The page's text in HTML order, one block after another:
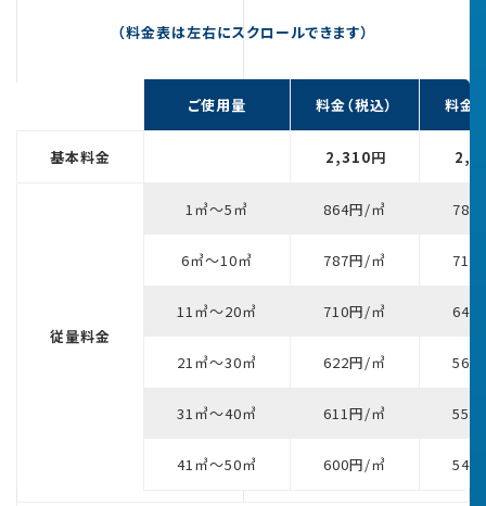
（料金表は左右にスクロールできます）
ご使用量 料金（税込） 料金
基本料金 2,310円
従量料金
1㎥～5㎥ 864円/㎥ 785
6㎥～10㎥ 787円/㎥ 715
11㎥～20㎥ 710円/㎥ 645
21㎥～30㎥ 622円/㎥ 565
31㎥～40㎥ 611円/㎥ 555
41㎥～50㎥ 600円/㎥ 545